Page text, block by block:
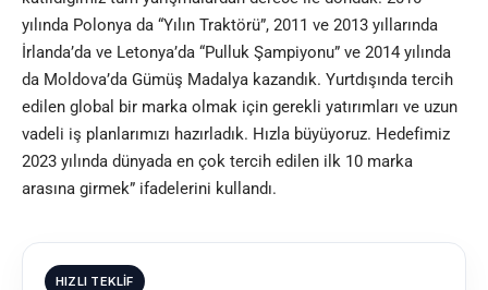
yılında Polonya da “Yılın Traktörü”, 2011 ve 2013 yıllarında
İrlanda’da ve Letonya’da “Pulluk Şampiyonu” ve 2014 yılında
da Moldova’da Gümüş Madalya kazandık. Yurtdışında tercih
edilen global bir marka olmak için gerekli yatırımları ve uzun
vadeli iş planlarımızı hazırladık. Hızla büyüyoruz. Hedefimiz
2023 yılında dünyada en çok tercih edilen ilk 10 marka
arasına girmek” ifadelerini kullandı.
HIZLI TEKLIF